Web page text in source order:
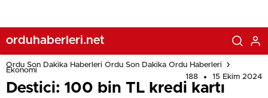
orduhaberleri.net
Ordu Son Dakika Haberleri Ordu Son Dakika Ordu Haberleri
Ekonomi
188
15 Ekim 2024
Destici: 100 bin TL kredi kartı